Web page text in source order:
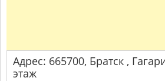
Адрес: 665700, Братск ,
этаж